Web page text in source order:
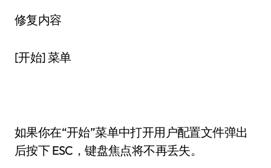
修复内容
[开始] 菜单
如果你在“开始”菜单中打开用户配置文件弹出
后按下 ESC，键盘焦点将不再丢失。